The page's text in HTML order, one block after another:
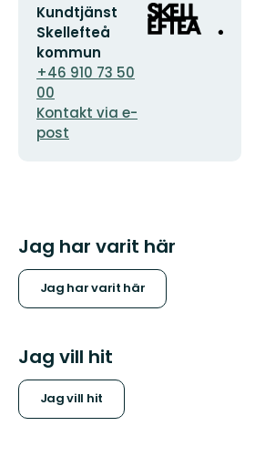
E-
postadress
Kundtjänst
Skellefteå
kommun
+46 910 73 50
00
Kontakt via e-
post
Organisationens
logotyp
Jag har varit här
Jag har varit här
Jag vill hit
Jag vill hit